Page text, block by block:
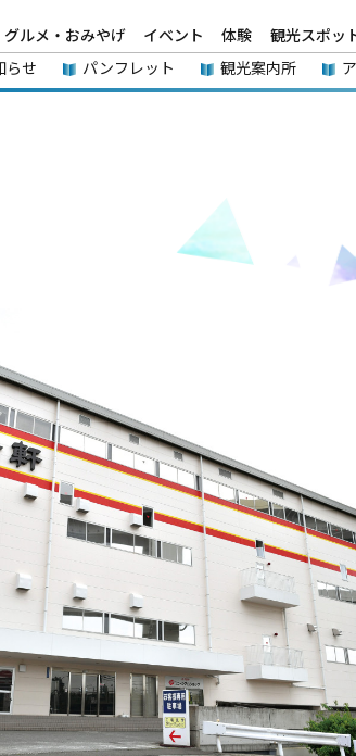
グルメ・おみやげ イベント 体験 観光スポッ
らせ
パンフレット 観光案内所